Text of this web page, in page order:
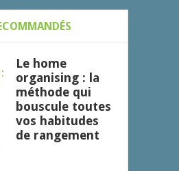
Le home
organising : la
méthode qui
bouscule toutes
vos habitudes
de rangement